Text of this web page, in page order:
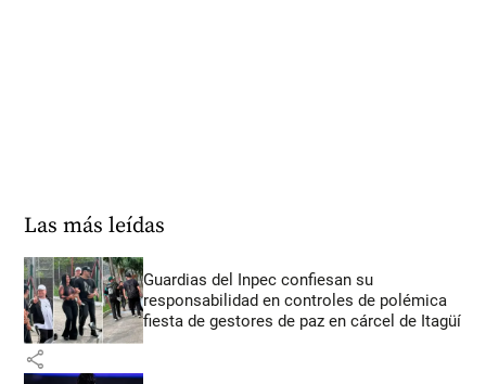
Las más leídas
Guardias del Inpec confiesan su
responsabilidad en controles de polémica
fiesta de gestores de paz en cárcel de Itagüí
share